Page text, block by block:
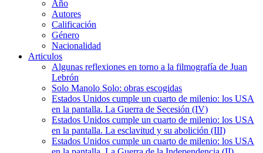
Año
Autores
Calificación
Género
Nacionalidad
Articulos
Algunas reflexiones en torno a la filmografía de Juan
Lebrón
Solo Manolo Solo: obras escogidas
Estados Unidos cumple un cuarto de milenio: los USA
en la pantalla. La Guerra de Secesión (IV)
Estados Unidos cumple un cuarto de milenio: los USA
en la pantalla. La esclavitud y su abolición (III)
Estados Unidos cumple un cuarto de milenio: los USA